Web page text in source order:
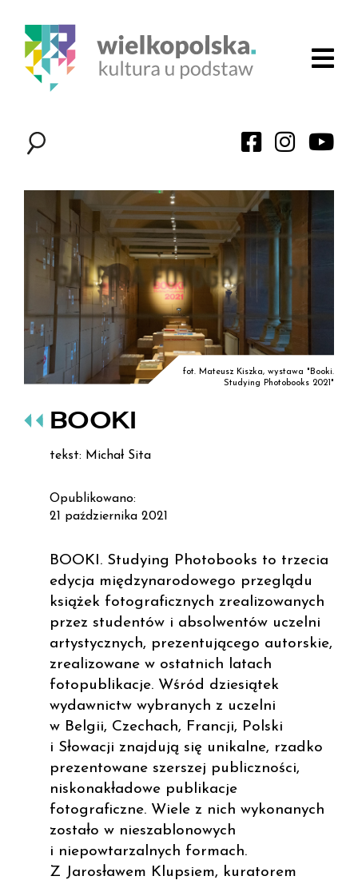
fot. Mateusz Kiszka, wystawa "Booki.
Studying Photobooks 2021"
BOOKI
tekst: Michał Sita
Opublikowano:
21 października 2021
BOOKI. Studying Photobooks to trzecia
edycja międzynarodowego przeglądu
książek fotograficznych zrealizowanych
przez studentów i absolwentów uczelni
artystycznych, prezentującego autorskie,
zrealizowane w ostatnich latach
fotopublikacje. Wśród dziesiątek
wydawnictw wybranych z uczelni
w Belgii, Czechach, Francji, Polski
i Słowacji znajdują się unikalne, rzadko
prezentowane szerszej publiczności,
niskonakładowe publikacje
fotograficzne. Wiele z nich wykonanych
zostało w nieszablonowych
i niepowtarzalnych formach.
Z Jarosławem Klupsiem, kuratorem